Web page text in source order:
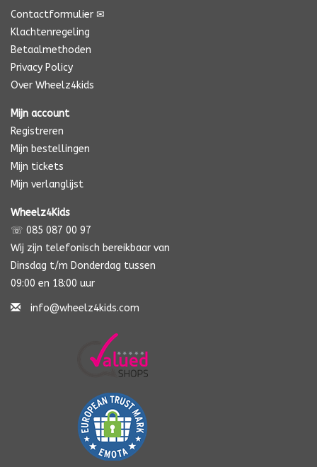
Contactformulier ✉
Klachtenregeling
Betaalmethoden
Privacy Policy
Over Wheelz4kids
Mijn account
Registreren
Mijn bestellingen
Mijn tickets
Mijn verlanglijst
Wheelz4Kids
☏ 085 087 00 97
Wij zijn telefonisch bereikbaar van
Dinsdag t/m Donderdag tussen
09:00 en 18:00 uur
info@wheelz4kids.com